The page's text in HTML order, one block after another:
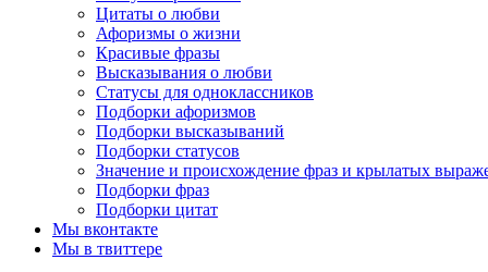
Цитаты о любви
Афоризмы о жизни
Красивые фразы
Высказывания о любви
Статусы для одноклассников
Подборки афоризмов
Подборки высказываний
Подборки статусов
Значение и происхождение фраз и крылатых
Подборки фраз
Подборки цитат
Мы вконтакте
Мы в твиттере